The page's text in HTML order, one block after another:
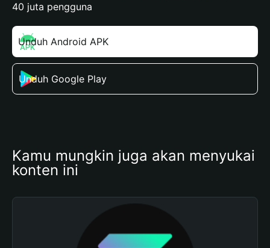
40 juta pengguna
Unduh Android APK
Unduh Google Play
Kamu mungkin juga akan menyukai
konten ini